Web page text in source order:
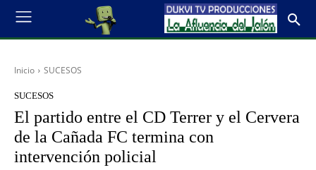
Inicio SUCESOS
SUCESOS
El partido entre el CD Terrer y el Cervera
de la Cañada FC termina con
intervención policial